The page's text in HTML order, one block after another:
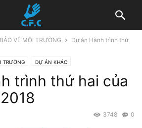
BẢO VỆ MÔI TRƯỜNG
Dự án Hành trình thứ
TRƯỜNG DỰ ÁN KHÁC
NHỰA
trình thứ hai của
0
3748